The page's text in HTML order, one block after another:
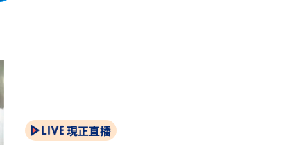
現正直播